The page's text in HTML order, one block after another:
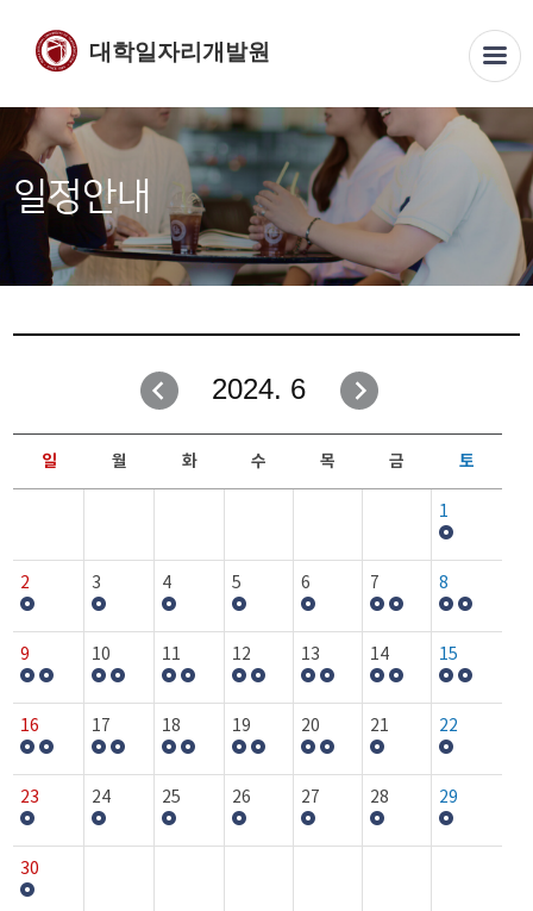
대학일자리개발원
일정안내
2024. 6
일 월 화 수 목 금 토
1
2 3 4 5 6 7 8
9 10 11 12 13 14 15
16 17 18 19 20 21 22
23 24 25 26 27 28 29
30